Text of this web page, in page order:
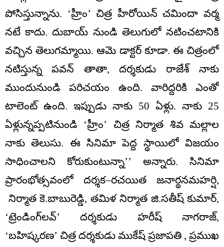
పోసిస్తున్నాను. ‘హ్రీం’ చిత్ర హీరోయిన్‌ చమిందా వర్మ
నటే కాదు. దుబాయ్‌ నుండి తెలుగులో నటించటానికి
వచ్చిన తెలుగమ్మాయి. ఆమె డాక్టర్‌ కూడా. ఈ చిత్రంలో
నటిస్తున్న పవన్‌ తాతా, దర్శకుడు రాజేశ్‌ నాకు
ముందునుండి పరిచయం ఉంది. వారిద్దరికి ఎంతో
టాలెంట్‌ ఉంది. ఇప్పుడు నాకు 50 ఏళ్లు. నాకు 25
ఏళ్లున్నప్పటినుండి ‘హ్రీం’ చిత్ర నిర్మాత శివ మల్లాల
నాకు తెలుసు. ఈ సినిమా పెద్ద స్థాయిలో విజయం
సాధించాలని కోరుకుంటున్నా’’ అన్నారు. సినిమా
ప్రారంభోత్సవంలో దర్శక–రచయిత జనార్థనమహర్షి,
నిర్మాత కె.బాబురెడ్డి, తమిళ నిర్మాత జి.సతీష్‌ కుమార్,
‘ట్రెండింగ్‌లవ్‌’ దర్శకుడు హరీష్‌ నాగరాజ్,
‘బహిష్కరణ’ చిత్ర దర్శకుడు ముకేష్‌ ప్రజాపతి , ప్రముఖ